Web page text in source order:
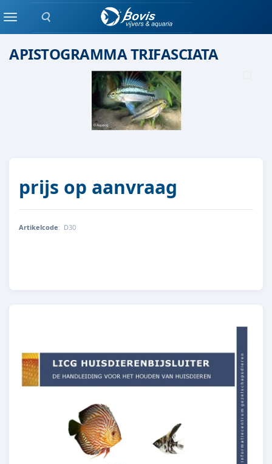
Zoeken
MenuEenlingen / Paren vis
APISTOGRAMMA TRIFASCIATA
prijs op aanvraag
Artikelcode: D30